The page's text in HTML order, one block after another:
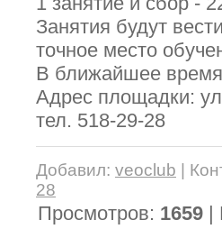
Занятия будут
точное место
В ближайшее
Адрес площадки:
тел. 518-29-28
Добавил: veoclub
28
Просмотров: 1659 |